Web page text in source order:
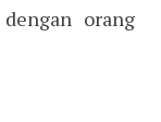
orang